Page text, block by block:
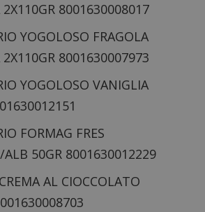
2X110GR 8001630008017
YOGOLOSO FRAGOLA
2X110GR 8001630007973
YOGOLOSO VANIGLIA
FORMAG FRES
ALB 50GR 8001630012229
AL CIOCCOLATO